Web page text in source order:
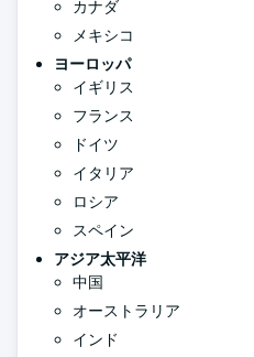
カナダ
メキシコ
ヨーロッパ
イギリス
フランス
ドイツ
イタリア
ロシア
スペイン
アジア太平洋
中国
オーストラリア
インド